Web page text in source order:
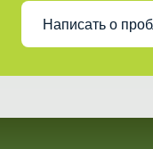
Написать о